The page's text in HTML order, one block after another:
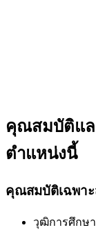
คุณสมบัติแล
ตำแหน่งนี้
คุณสมบัติเฉพา
วุฒิการศึกษา